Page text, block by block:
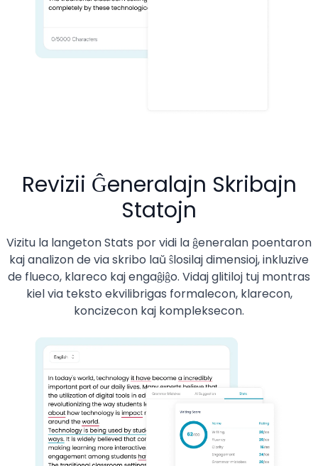
Revizii Ĝeneralajn Skribajn
Statojn
Vizitu la langeton Stats por vidi la ĝeneralan poentaron
kaj analizon de via skribo laŭ ŝlosilaj dimensioj, inkluzive
de flueco, klareco kaj engaĝiĝo. Vidaj glitiloj tuj montras
kiel via teksto ekvilibrigas formalecon, klarecon,
koncizecon kaj kompleksecon.